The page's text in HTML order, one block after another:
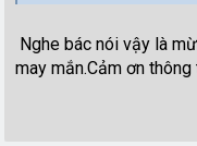
Nghe bác nói vậy là
may mắn.Cảm ơn